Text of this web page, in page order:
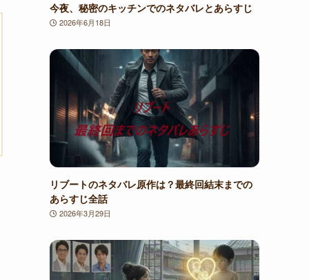
今夜、秘密のキッチンでのネタバレとあらすじ
2026年6月18日
リブートのネタバレ原作は？最終回結末までの
あらすじ全話
2026年3月29日